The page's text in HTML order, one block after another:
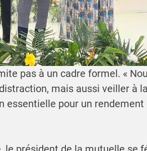
pas à un cadre formel. «
mais aussi veiller à
essentielle pour un